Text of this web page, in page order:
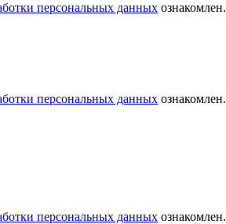
персональных данных ознакомлен.
персональных данных ознакомлен.
персональных данных ознакомлен.